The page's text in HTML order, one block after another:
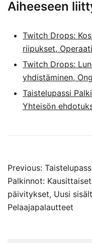
Aiheeseen
Twitch Drops:
riipukset,
Twitch Drops:
yhdistäminen,
Taistelupassi
Yhteisön
Post
navigation
Previous:
Palkinnot: Kausittaiset
päivitykset, Uusi
Pelaajapalautteet